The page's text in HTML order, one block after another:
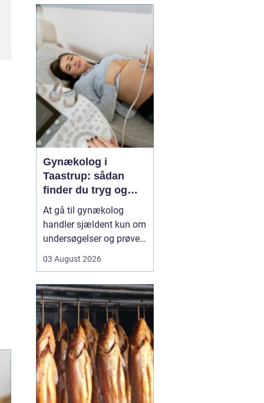
og samarbejdspartnere.
For mange virksomheder
i Nyborg er
erhvervsrengøring derfor
ikke bare en praktisk
nø...
Gynækolog i
Taastrup: sådan
finder du tryg og
professionel hjælp
At gå til gynækolog
handler sjældent kun om
undersøgelser og prøver.
bekymring, usikkerhed
når de skal tale om
intime problemstillinger.
Derfor betyder valget...
03 August 2026